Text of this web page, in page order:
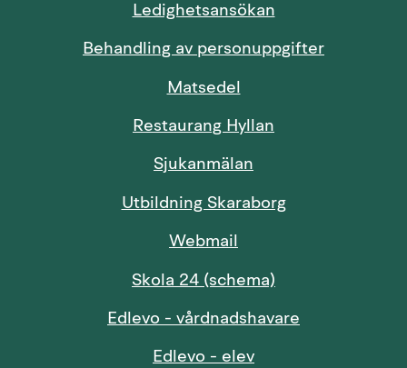
LedighetsansökanLänk till annan
Behandling av personuppgifter
Matsedel
Restaurang Hyllan
Sjukanmälan
Utbildning SkaraborgLänk till annan
Webmail
Skola 24 (schema)
Edlevo - vårdnadshavare
Edlevo - elevLänk till annan